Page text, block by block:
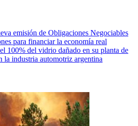
emisión de Obligaciones Negociables
para financiar la economía real
100% del vidrio dañado en su planta de
la industria automotriz argentina